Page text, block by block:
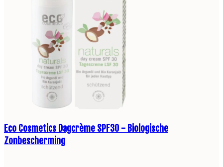
Eco Cosmetics Dagcrème SPF30 - Biologische
Zonbescherming